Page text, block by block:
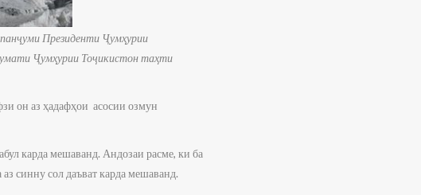
Президенти Ҷумҳурии
Ҷумҳурии Тоҷикистон таҳти
он аз ҳадафҳои асосии озмун
карда мешаванд. Андозаи расме, ки ба
синну сол даъват карда мешаванд.